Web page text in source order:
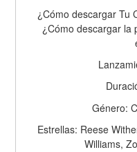
¿Cómo descargar Tu
¿Cómo descargar la
Género:
Estrellas: Reese
Williams,